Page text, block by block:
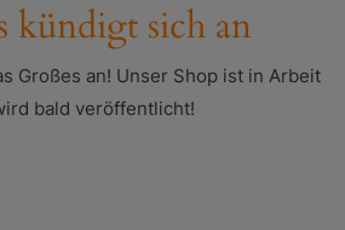
kündigt sich an
Großes an! Unser Shop ist in Arbeit
bald veröffentlicht!